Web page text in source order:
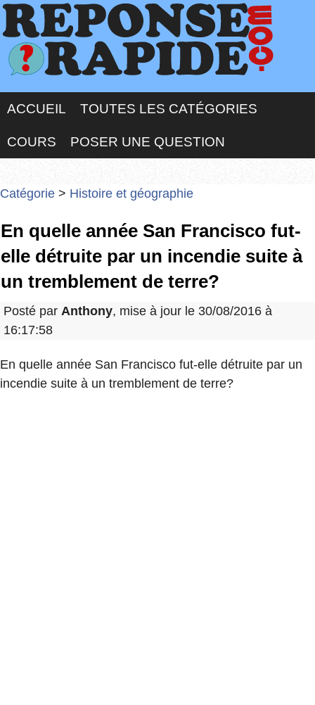
ACCUEIL TOUTES LES CATÉGORIES
COURS POSER UNE QUESTION
Catégorie > Histoire et géographie
En quelle année San Francisco fut-
elle détruite par un incendie suite à
un tremblement de terre?
Posté par Anthony, mise à jour le 30/08/2016 à
16:17:58
En quelle année San Francisco fut-elle détruite par un
incendie suite à un tremblement de terre?